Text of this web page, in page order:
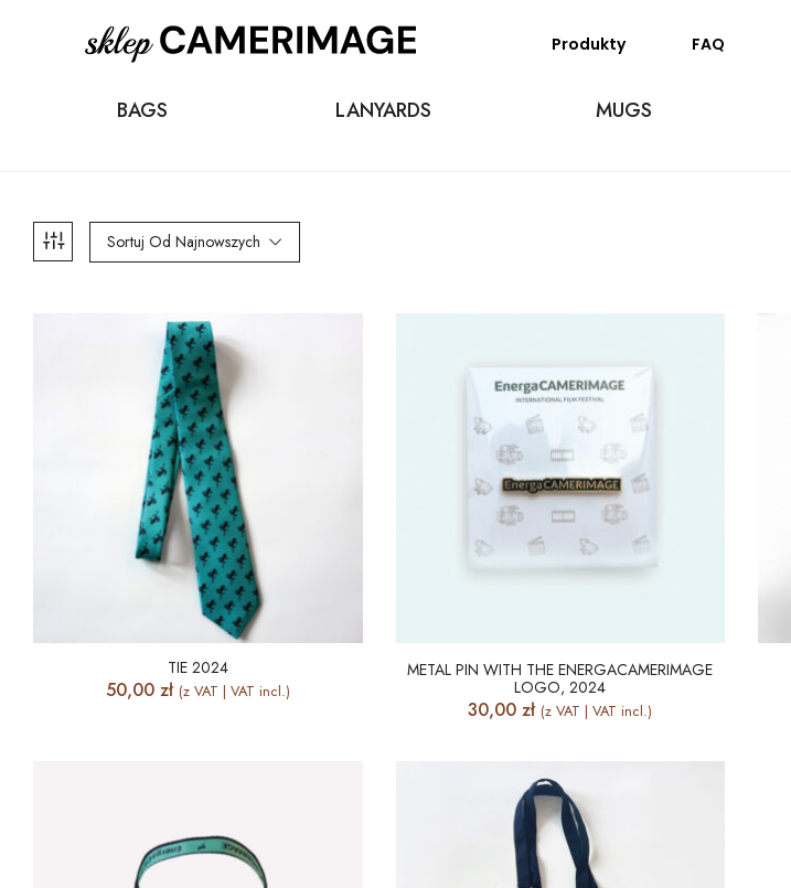
Produkty FAQ
BAGS LANYARDS MUGS
Sortuj Od Najnowszych
TIE 2024
50,00 zł (z VAT | VAT incl.)
METAL PIN WITH THE ENERGACAMERIMAGE
LOGO, 2024
30,00zł (z VAT | VAT incl.)